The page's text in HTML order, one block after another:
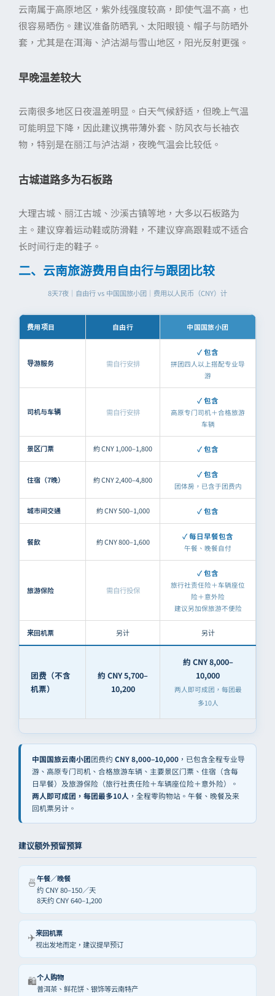
云南属于高原地区，紫外线强度较高，即使气温不高，也
很容易晒伤。建议准备防晒乳、太阳眼镜、帽子与防晒外
套，尤其是在洱海、泸沽湖与雪山地区，阳光反射更强。
早晚温差较大
云南很多地区日夜温差明显。白天气候舒适，但晚上气温
可能明显下降，因此建议携带薄外套、防风衣与长袖衣
物，特别是在丽江与泸沽湖，夜晚气温会比较低。
古城道路多为石板路
大理古城、丽江古城、沙溪古镇等地，大多以石板路为
主。建议穿着运动鞋或防滑鞋，不建议穿高跟鞋或不适合
长时间行走的鞋子。
二、云南旅游费用自由行与跟团比较
8天7夜｜自由行 vs 中国国旅小团｜费用以人民币（CNY）计
费用项目 自由行 中国国旅小团
导游服务 需自行安排
包含
拼团四人以上搭配专业导
游
司机与车辆 需自行安排
包含
高原专门司机＋合格旅游
车辆
景区门票 約 CNY 1,000–1,800 包含
住宿（7晚） 約 CNY 2,400–4,800
包含
团体房，已含于团费内
城市间交通 約 CNY 500–1,000 包含
餐飲 約 CNY 800–1,600
每日早餐包含
午餐、晚餐自付
旅游保险 需自行投保
包含
旅行社责任险＋车辆座位
险＋意外险
建议另加保旅游不便险
来回机票 另计 另计
团费（不含
机票）
約 CNY 5,700–
10,200
約 CNY 8,000–
10,000
两人即可成团，每团最
多10人
中国国旅云南小团团费约 CNY 8,000–10,000 ，已包含全程专业导
游、高原专门司机、合格旅游车辆、主要景区门票、住宿（含每
日早餐）及旅游保险（旅行社责任险＋车辆座位险＋意外险）。
两人即可成团，每团最多10人 ，全程零购物站。午餐、晚餐及来
回机票另计。
建议额外预留预算
🍜午餐／晚餐
约 CNY 80–150／天
8天约 CNY 640–1,200
✈️来回机票
视出发地而定，建议提早预订
🛍️个人购物
普洱茶、鲜花饼、银饰等云南特产